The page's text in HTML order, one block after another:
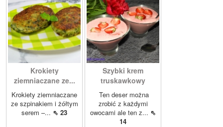
Krokiety
ziemniaczane ze...
Krokiety ziemniaczane
ze szpinakiem i żółtym
serem –... ⇖ 23
Szybki krem
truskawkowy
Ten deser można
zrobić z każdymi
owocami ale ten z... ⇖
14